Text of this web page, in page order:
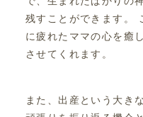
残すことができます。
に疲れたママの心を癒
させてくれます。
また、出産という大き